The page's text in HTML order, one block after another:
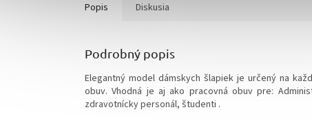
Popis Diskusia
Podrobný popis
Elegantný model dámskych šlapiek je určený na
obuv. Vhodná je aj ako pracovná obuv pre:
zdravotnícky personál, študenti .